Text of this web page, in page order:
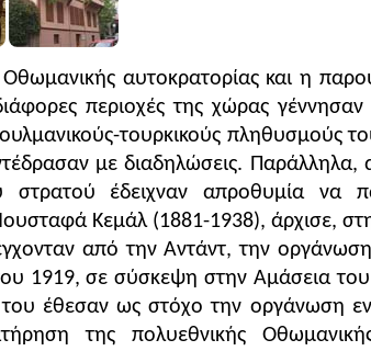
κίνημα. Να μάθουν για τον ηγετικό
την ισχυροποίηση του τουρκικού
Ασία.
εδώ από τον κύριο εμπνευστή τους και
άξονες:
με κάθε θυσία
ενέργειές του ή έστω τις
αντιμέτωπο αρχικά με την Αντάντ και
αυτοκρατορίας και η
περιοχές της χώρας
τουρκικούς πληθυσμούς
με διαδηλώσεις. Παράλληλα,
στρατού έδειχναν απροθυμία να
Κεμάλ (1881-1938), άρχισε,
από την Αντάντ, την οργάνωση
1919, σε σύσκεψη στην Αμάσεια
του έθεσαν ως στόχο την οργάνωση
της πολυεθνικής